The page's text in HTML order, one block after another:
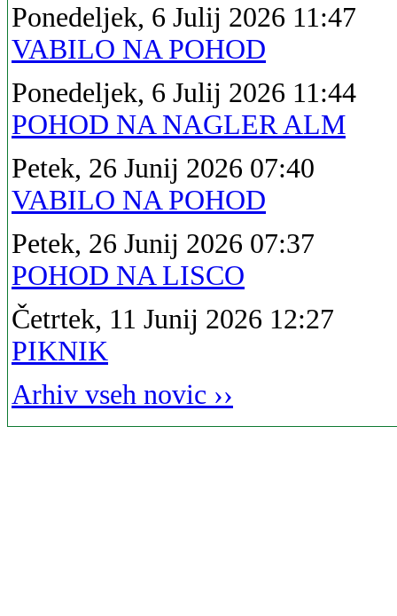
Ponedeljek, 6 Julij 2026 11:47
VABILO NA POHOD
Ponedeljek, 6 Julij 2026 11:44
POHOD NA NAGLER ALM
Petek, 26 Junij 2026 07:40
VABILO NA POHOD
Petek, 26 Junij 2026 07:37
POHOD NA LISCO
Četrtek, 11 Junij 2026 12:27
PIKNIK
Arhiv vseh novic ››